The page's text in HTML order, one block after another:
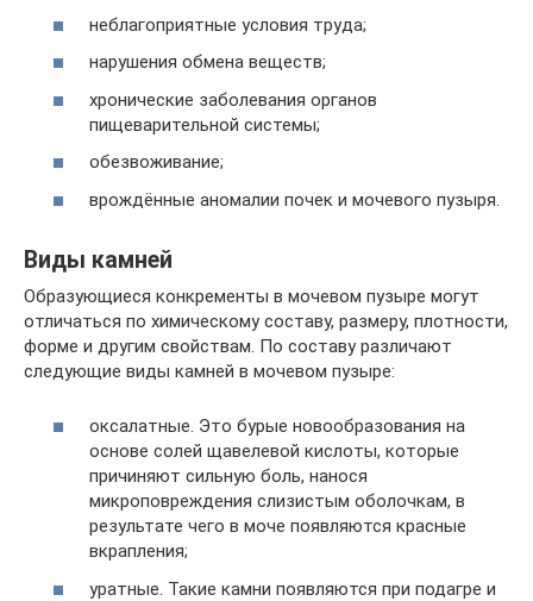
неблагоприятные условия труда;
нарушения обмена веществ;
хронические заболевания органов
пищеварительной системы;
обезвоживание;
врождённые аномалии почек и мочевого пузыря.
Виды камней
Образующиеся конкременты в мочевом пузыре могут
отличаться по химическому составу, размеру, плотности,
форме и другим свойствам. По составу различают
следующие виды камней в мочевом пузыре:
оксалатные. Это бурые новообразования на
основе солей щавелевой кислоты, которые
причиняют сильную боль, нанося
микроповреждения слизистым оболочкам, в
результате чего в моче появляются красные
вкрапления;
уратные. Такие камни появляются при подагре и